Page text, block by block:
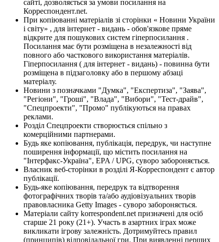
сайті, дозволяється за умови посилання на
Корреспондент.net.
При копіюванні матеріалів зі сторінки « Новини України
і світу» , для інтернет - видань - обов'язкове пряме
відкрите для пошукових систем гіперпосилання .
Посилання має бути розміщена в незалежності від
повного або часткового використання матеріалів.
Гіперпосилання ( для інтернет - видань) - повинна бути
розміщена в підзаголовку або в першому абзаці
матеріалу.
Новини з позначками "Думка", "Експертиза", "Заява",
"Регіони", "Гроші", "Влада", "Вибори", "Тест-драйв",
"Спецпроекти", "Промо" публікуються на правах
реклами.
Розділ Спецпроекти створюється спільно з
комерційними партнерами.
Будь яке копіювання, публікація, передрук, чи наступне
поширення інформації, що містить посилання на
"Інтерфакс-Україна", EPA / UPG, суворо забороняється.
Власник веб-сторінки в розділі Я-Корреспондент є автор
публікації.
Будь-яке копіювання, передрук та відтворення
фотографічних творів та/або аудіовізуальних творів
правовласника Getty Images - суворо забороняється.
Матеріали сайту korrespondent.net призначені для осіб
старше 21 року (21+). Участь в азартних іграх може
викликати ігрову залежність. Дотримуйтесь правил
(принципів) відповідальної гри. При виявленні перших